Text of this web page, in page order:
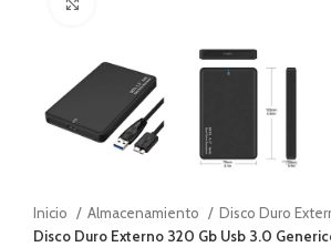
Inicio Almacenamiento
Disco Duro
Disco Duro Externo 320 Gb Usb 3.0